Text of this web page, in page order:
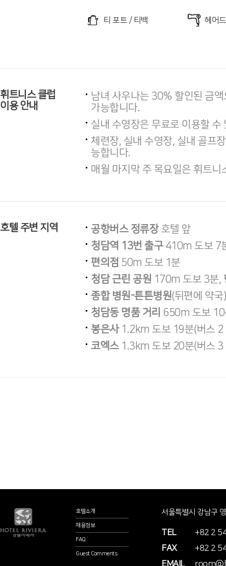
티 포트 / 티백 헤어
휘트니스 클럽
이용 안내
남녀 사우나는 30% 할인된 금
가능합니다.
실내 수영장은 무료로 이용할 수
체련장, 실내 수영장, 실내 골프
능합니다.
매월 마지막 주 목요일은 휘트니
호텔 주변 지역 공항버스 정류장호텔 앞
청담역 13번 출구410m 도보 7
편의점 50m 도보 1분
청담 근린 공원 170m 도보 3분,
종합 병원-튼튼병원(뒤편에 약
청담동 명품 거리 650m 도보 10
봉은사1.2km 도보 19분(버스 2
코엑스1.3km 도보 20분(버스 3
호텔소개
채용정보
FAQ
Guest Comments
서울특별시 강남구
TEL
+82 2
FAX
+82 2
EMAIL